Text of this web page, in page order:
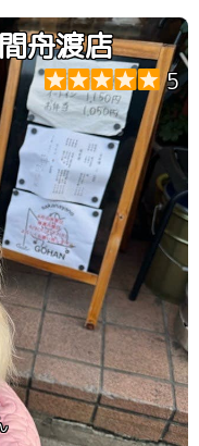
舟渡店
5